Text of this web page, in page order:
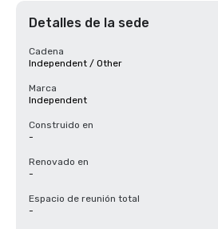
Detalles de la sede
Cadena
Independent / Other
Marca
Independent
Construido en
-
Renovado en
-
Espacio de reunión total
-